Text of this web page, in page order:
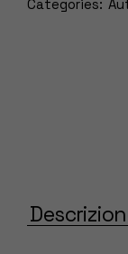
Categories: